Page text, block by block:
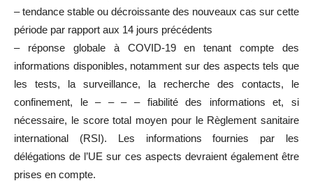
– tendance stable ou décroissante des nouveaux cas sur cette
période par rapport aux 14 jours précédents
– réponse globale à COVID-19 en tenant compte des
informations disponibles, notamment sur des aspects tels que
les tests, la surveillance, la recherche des contacts, le
confinement, le – – – – fiabilité des informations et, si
nécessaire, le score total moyen pour le Règlement sanitaire
international (RSI). Les informations fournies par les
délégations de l’UE sur ces aspects devraient également être
prises en compte.